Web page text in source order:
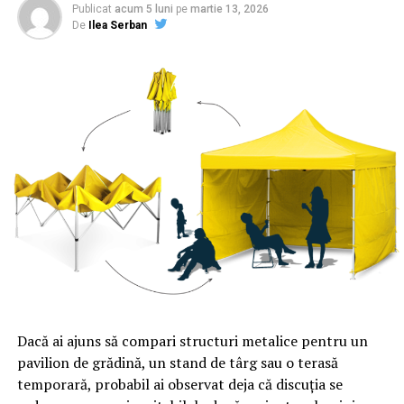
constatate indicii” referitoare la abateri disciplinare sau
deontologice în cazul judecătoarei Mariana Moncea,
ARTICOLE PE ACEIASI TEMA: PRIMA
URMATORUL
Lovitură năucitoare pentru Darius Vâlcov! Ce „surpriză”
i-a pregătit Liviu Dragnea! „Ceea ce a făcut este de
nepermis!” | Sibiul de AZI
Urmăm toate procedurile legale. Dragnea a făcut
Publicat acum 5 luni pe martie 13, 2026
De
Ilea Serban
Dacă ai ajuns să compari structuri metalice pentru un
pavilion de grădină, un stand de târg sau o terasă
temporară, probabil ai observat deja că discuția se